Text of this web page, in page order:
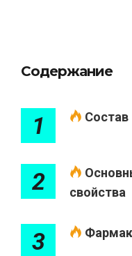
Содержание
1 Состав
2
свойства
3